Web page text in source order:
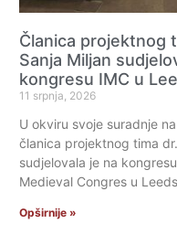
Članica projektnog
Sanja Miljan
kongresu IMC u
11 srpnja, 2026
U okviru svoje suradnje
članica projektnog tima
sudjelovala je na
Medieval Congres u
Opširnije »